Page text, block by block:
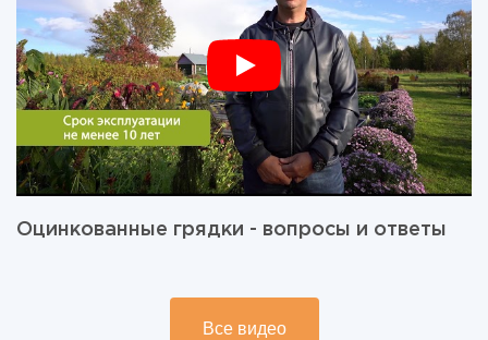
Оцинкованные грядки - вопросы и ответы
Все видео